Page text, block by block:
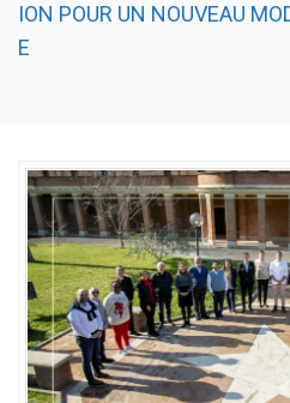
ION POUR UN NOUVEAU
E